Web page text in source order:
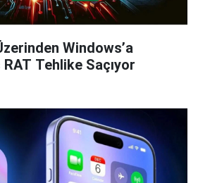
Windows’a
Tehlike Saçıyor